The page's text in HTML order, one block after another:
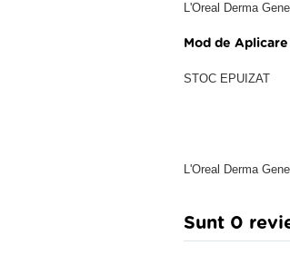
L'Oreal Derma
Mod de Aplicare
STOC EPUIZAT
L'Oreal Derma
Sunt 0